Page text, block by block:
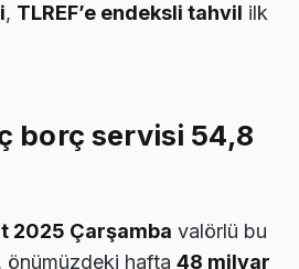
, TLREF’e endeksli tahvil ilk
borç servisi 54,8
2025 Çarşamba valörlü bu
önümüzdeki hafta 48 milyar